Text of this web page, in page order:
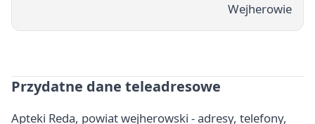
Wejherowie
Przydatne dane teleadresowe
Apteki Reda, powiat wejherowski - adresy, telefony,